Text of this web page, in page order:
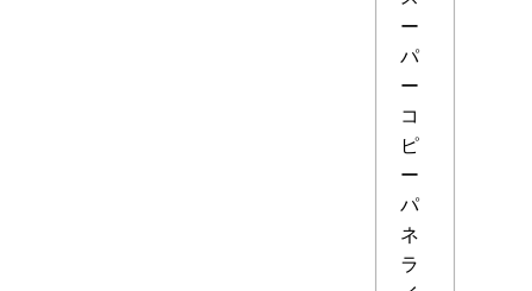
ー
パ
ー
コ
ピ
ー
パ
ネ
ラ